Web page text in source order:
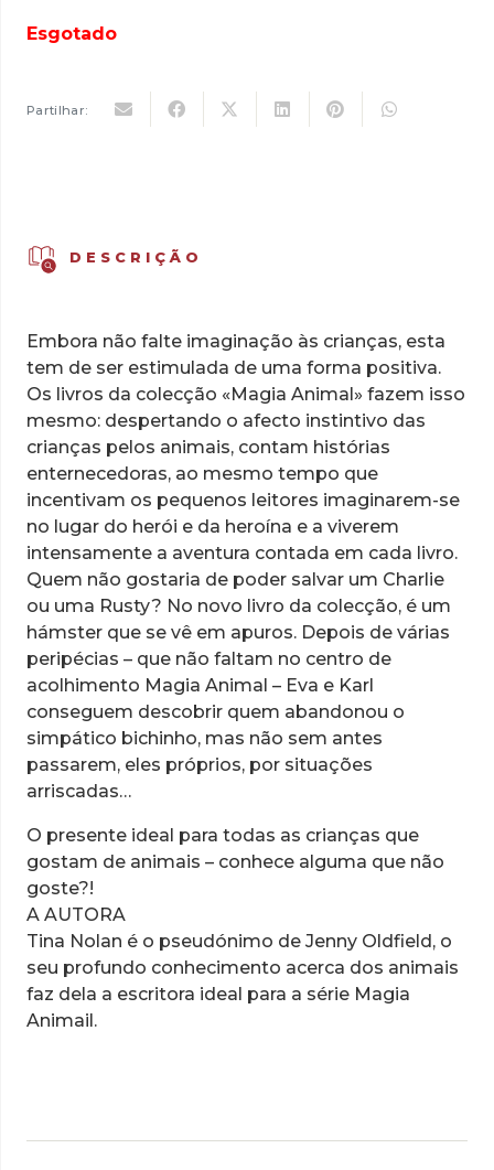
original
Esgotado
Partilhar:
DESCRIÇÃO
Embora não falte imaginação às crianças, esta
tem de ser estimulada de uma forma positiva.
Os livros da colecção «Magia Animal» fazem isso
mesmo: despertando o afecto instintivo das
crianças pelos animais, contam histórias
enternecedoras, ao mesmo tempo que
incentivam os pequenos leitores imaginarem-se
no lugar do herói e da heroína e a viverem
intensamente a aventura contada em cada livro.
Quem não gostaria de poder salvar um Charlie
ou uma Rusty? No novo livro da colecção, é um
hámster que se vê em apuros. Depois de várias
peripécias – que não faltam no centro de
acolhimento Magia Animal – Eva e Karl
conseguem descobrir quem abandonou o
simpático bichinho, mas não sem antes
passarem, eles próprios, por situações
arriscadas…
O presente ideal para todas as crianças que
gostam de animais – conhece alguma que não
goste?!
A AUTORA
Tina Nolan é o pseudónimo de Jenny Oldfield, o
seu profundo conhecimento acerca dos animais
faz dela a escritora ideal para a série Magia
Animail.